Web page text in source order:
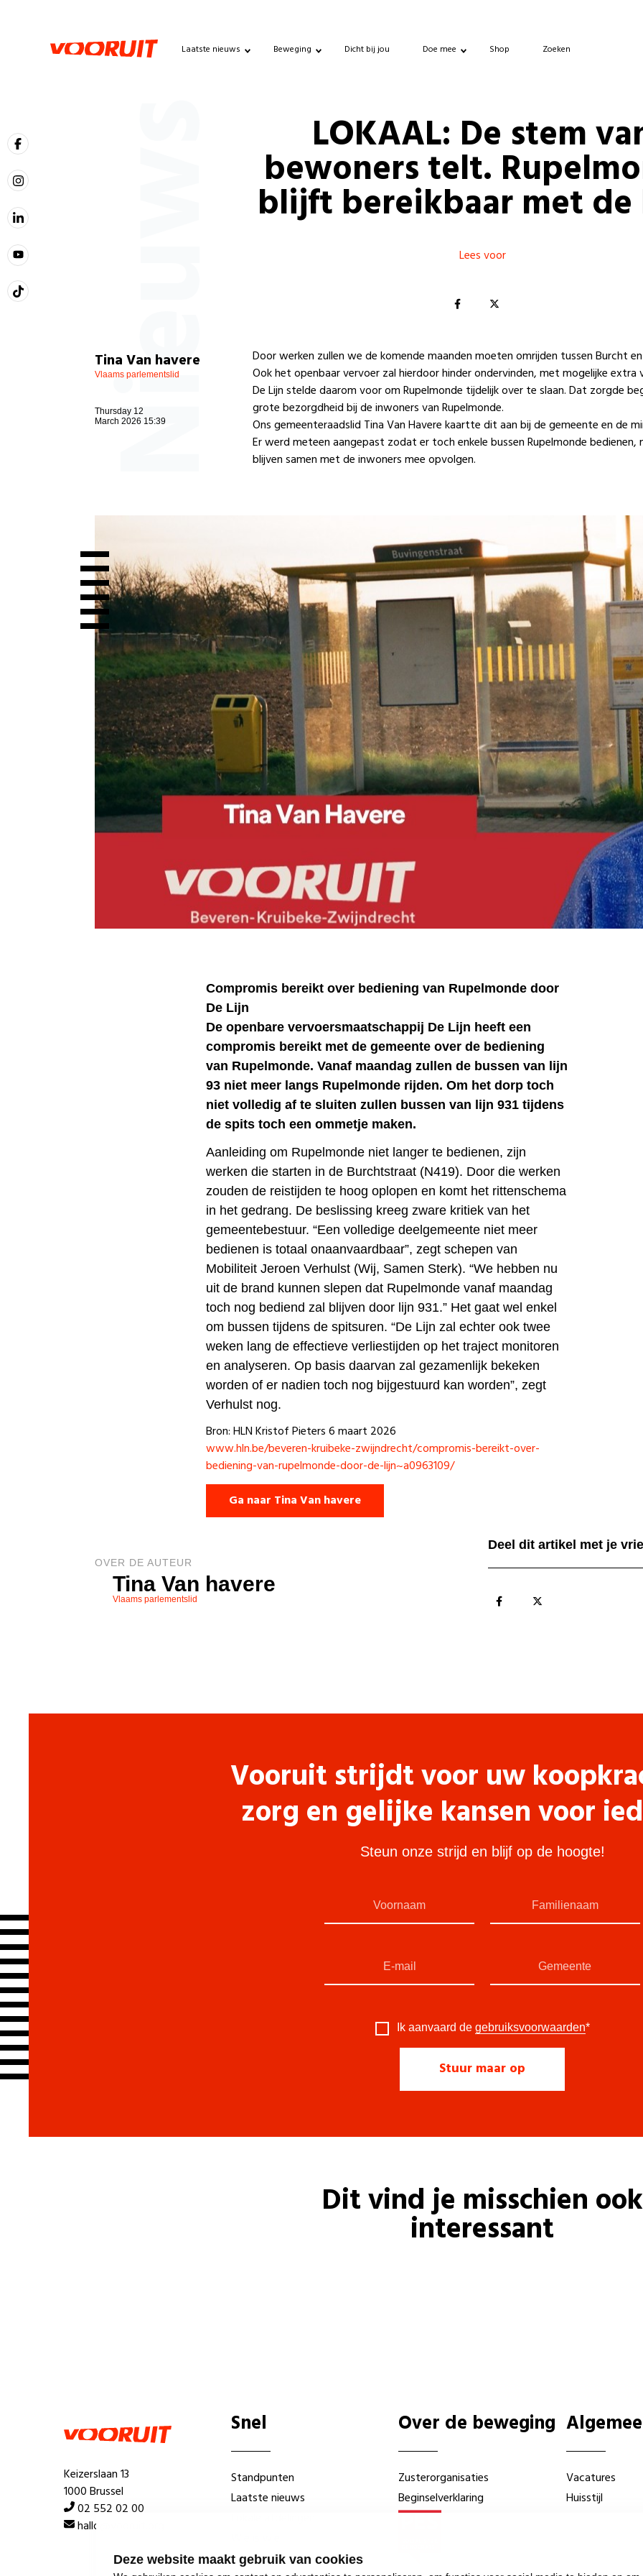
Deze website maakt gebruik van cookies
Laatste nieuws Beweging Dicht bij jou Doe mee Shop Zoeken
Nieuws LOKAAL: De stem
bewoners telt.
blijft bereikbaar met de
Lees voor
Tina Van havere
Vlaams parlementslid
Thursday 12
March 2026 15:39
Door werken zullen we de komende maanden moeten omrijden tussen Burcht
Ook het openbaar vervoer zal hierdoor hinder ondervinden, met mogelijke extra
De Lijn stelde daarom voor om Rupelmonde tijdelijk over te slaan. Dat zorgde
grote bezorgdheid bij de inwoners van Rupelmonde.
Ons gemeenteraadslid Tina Van Haverekaartte dit aan bij de gemeente en de
Er werd meteen aangepast zodat er toch enkele bussen Rupelmonde bedienen,
blijven samen met de inwoners mee opvolgen.
Compromis bereikt over bediening van Rupelmonde door
De Lijn
De openbare vervoersmaatschappij De Lijn heeft een
compromis bereikt met de gemeente over de bediening
van Rupelmonde. Vanaf maandag zullen de bussen van lijn
93 niet meer langs Rupelmonde rijden. Om het dorp toch
niet volledig af te sluiten zullen bussen van lijn 931 tijdens
de spits toch een ommetje maken.
Aanleiding om Rupelmonde niet langer te bedienen, zijn
werken die starten in de Burchtstraat (N419). Door die werken
zouden de reistijden te hoog oplopen en komt het rittenschema
in het gedrang. De beslissing kreeg zware kritiek van het
gemeentebestuur. “Een volledige deelgemeente niet meer
bedienen is totaal onaanvaardbaar”, zegt schepen van
Mobiliteit Jeroen Verhulst (Wij, Samen Sterk). “We hebben nu
uit de brand kunnen slepen dat Rupelmonde vanaf maandag
toch nog bediend zal blijven door lijn 931.” Het gaat wel enkel
om bussen tijdens de spitsuren. “De Lijn zal echter ook twee
weken lang de effectieve verliestijden op het traject monitoren
en analyseren. Op basis daarvan zal gezamenlijk bekeken
worden of er nadien toch nog bijgestuurd kan worden”, zegt
Verhulst nog.
Bron: HLN Kristof Pieters6 maart 2026
www.hln.be/beveren-kruibeke-zwijndrecht/compromis-bereikt-over-
bediening-van-rupelmonde-door-de-lijn~a0963109/
Ga naar Tina Van havere
OVER DE AUTEUR
Tina Van havere
Vlaams parlementslid
Deel dit artikel met je
Vooruit strijdt voor uw
zorg en gelijke kansen voor
Steun onze strijd en blijf op de hoogte!
Ik aanvaard de gebruiksvoorwaarden*
Dit vind je misschien ook
interessant
Keizerslaan 13
1000 Brussel
02 552 02 00
hallo@vooruit.org
Snel
Standpunten
Laatste nieuws
Over de beweging
Zusterorganisaties
Beginselverklaring
Vacatures
Huisstijl